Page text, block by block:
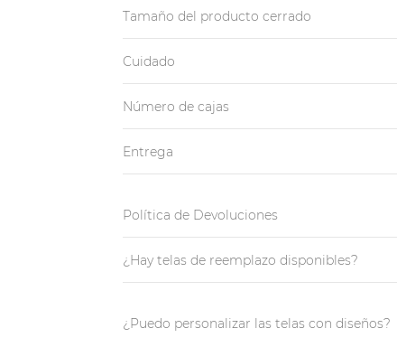
Tamaño del producto cerrado
Cuidado
Número de cajas
Entrega
Política de Devoluciones
¿Hay telas de reemplazo disponibles?
¿Puedo personalizar las telas con diseños?